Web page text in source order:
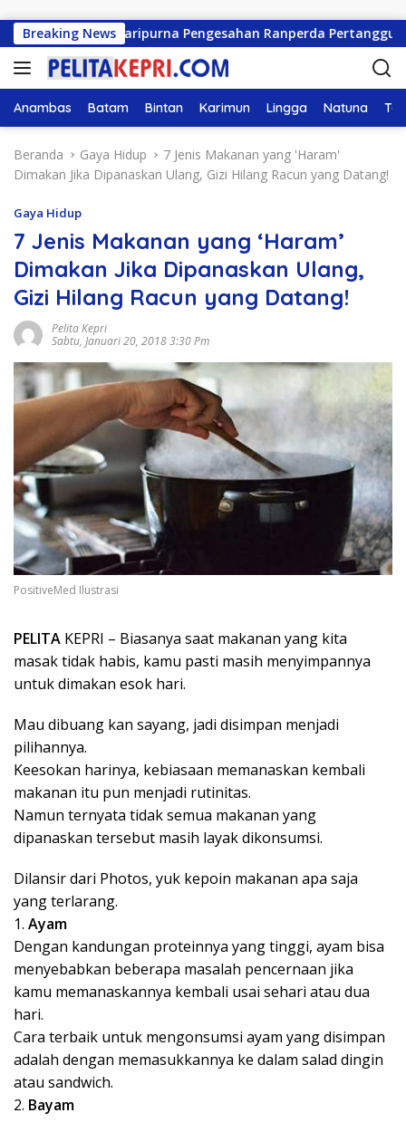
Breaking News
Gelar Paripurna Pengesahan Ranperda
Anambas Batam Bintan Karimun Lingga Natuna
Beranda Gaya Hidup
7 Jenis Makanan yang 'Haram'
Dimakan Jika Dipanaskan Ulang, Gizi Hilang Racun yang Datang!
Gaya Hidup
7 Jenis Makanan yang ‘Haram’
Dimakan Jika Dipanaskan Ulang,
Gizi Hilang Racun yang Datang!
Pelita Kepri
Sabtu, Januari 20, 2018 3:30 Pm
PositiveMed Ilustrasi
PELITA KEPRI – Biasanya saat makanan yang kita
masak tidak habis, kamu pasti masih menyimpannya
untuk dimakan esok hari.
Mau dibuang kan sayang, jadi disimpan menjadi
pilihannya.
Keesokan harinya, kebiasaan memanaskan kembali
makanan itu pun menjadi rutinitas.
Namun ternyata tidak semua makanan yang
dipanaskan tersebut masih layak dikonsumsi.
Dilansir dari Photos, yuk kepoin makanan apa saja
yang terlarang.
1. Ayam
Dengan kandungan proteinnya yang tinggi, ayam bisa
menyebabkan beberapa masalah pencernaan jika
kamu memanaskannya kembali usai sehari atau dua
hari.
Cara terbaik untuk mengonsumsi ayam yang disimpan
adalah dengan memasukkannya ke dalam salad dingin
atau sandwich.
2. Bayam